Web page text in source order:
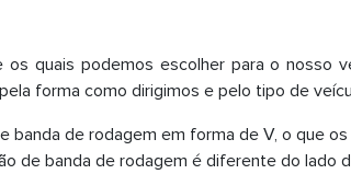
quais podemos escolher para o nosso
forma como dirigimos e pelo tipo de
banda de rodagem em forma de V, o que
de banda de rodagem é diferente do